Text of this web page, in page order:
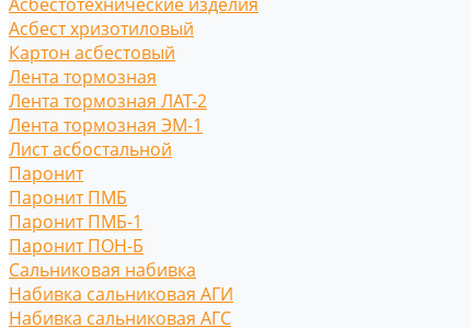
Асбест хризотиловый
Картон асбестовый
Лента тормозная
Лента тормозная ЛАТ-2
Лента тормозная ЭМ-1
Лист асбостальной
Паронит
Паронит ПМБ
Паронит ПМБ-1
Паронит ПОН-Б
Сальниковая набивка
Набивка сальниковая АГИ
Набивка сальниковая АГС